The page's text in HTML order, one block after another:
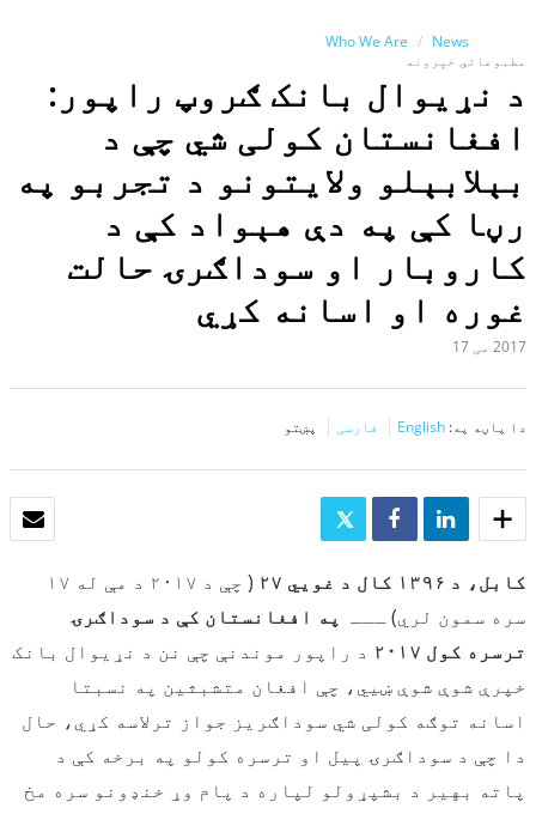
Who We Are News
مطبوعاتي خپرونه
د نړيوال بانک ګروپ راپور:
افغانستان کولی شي چې د
بېلابېلو ولایتونو د تجربو په
رڼا کې په دې هېواد کې د
کاروبار او سوداګرۍ حالت
غوره او اسانه کړي
2017 می 17
دا پاڼه په: English فارسی پښتو
TWEET SHARE SHARE
کابل، د ۱۳۹۶ کال د غویي ۲۷
( چې د ۲۰۱۷ د مې له ۱۷
سره سمون لري) ـــ په افغانستان کې د سوداګرۍ
ترسره کول ۲۰۱۷
د راپور موندنې چې نن د نړیوال بانک
خپرې شوې شوې ښیي، چې افغان متشبثین په نسبتا
اسانه توګه کولی شي سوداګریز جواز ترلاسه کړي، حال
دا چې د سوداګرۍ پیل او ترسره کولو په برخه کې د
پاته بهیر د بشپړولو لپاره د پام وړ خنډونو سره مخ